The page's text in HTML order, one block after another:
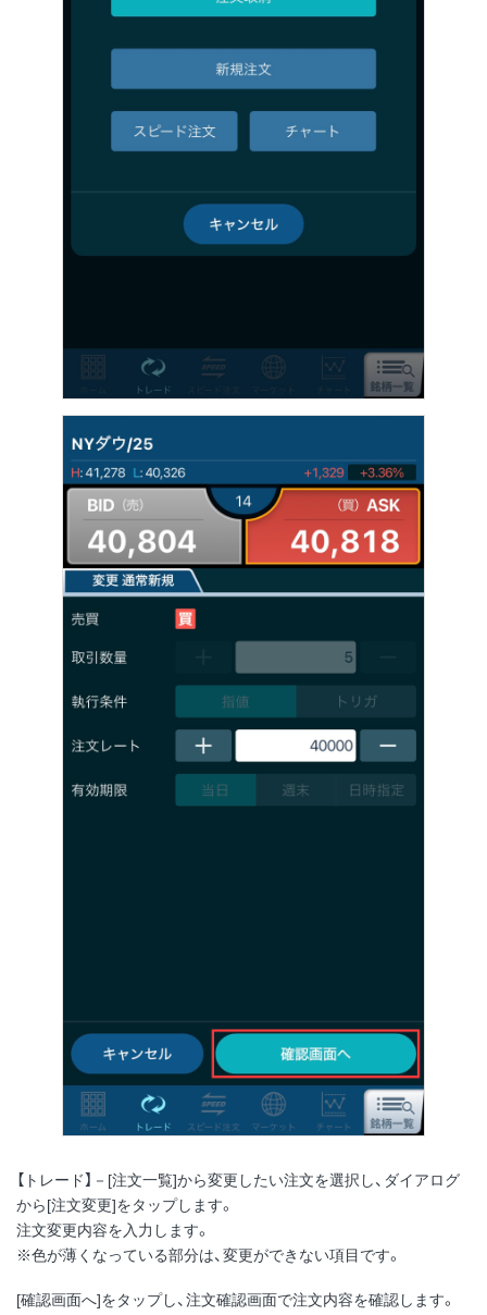
【トレード】－[注文一覧]から変更したい注文を選択し、ダイアログ
から[注文変更]をタップします。
注文変更内容を入力します。
※色が薄くなっている部分は、変更ができない項目です。
[確認画面へ]をタップし、注文確認画面で注文内容を確認します。